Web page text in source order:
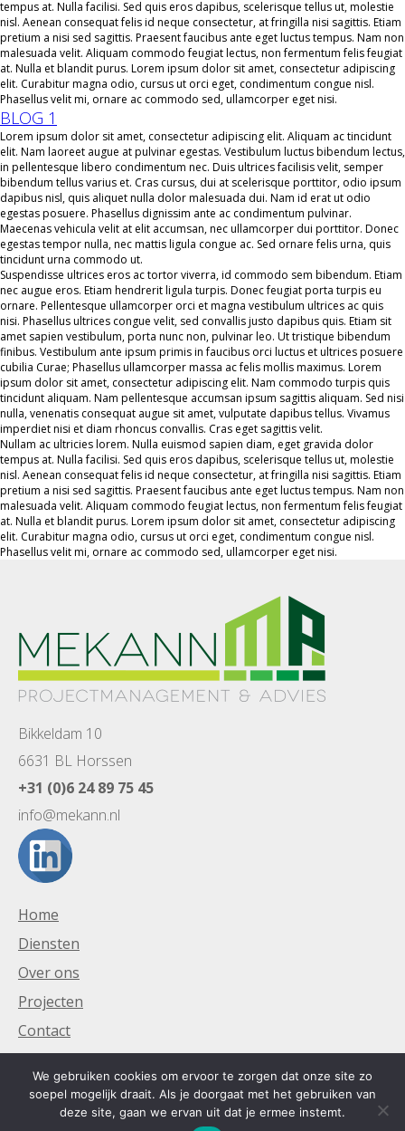
tempus at. Nulla facilisi. Sed quis eros dapibus, scelerisque tellus ut, molestie
nisl. Aenean consequat felis id neque consectetur, at fringilla nisi sagittis. Etiam
pretium a nisi sed sagittis. Praesent faucibus ante eget luctus tempus. Nam non
malesuada velit. Aliquam commodo feugiat lectus, non fermentum felis feugiat
at. Nulla et blandit purus. Lorem ipsum dolor sit amet, consectetur adipiscing
elit. Curabitur magna odio, cursus ut orci eget, condimentum congue nisl.
Phasellus velit mi, ornare ac commodo sed, ullamcorper eget nisi.
BLOG 1
Lorem ipsum dolor sit amet, consectetur adipiscing elit. Aliquam ac tincidunt
elit. Nam laoreet augue at pulvinar egestas. Vestibulum luctus bibendum lectus,
in pellentesque libero condimentum nec. Duis ultrices facilisis velit, semper
bibendum tellus varius et. Cras cursus, dui at scelerisque porttitor, odio ipsum
dapibus nisl, quis aliquet nulla dolor malesuada dui. Nam id erat ut odio
egestas posuere. Phasellus dignissim ante ac condimentum pulvinar.
Maecenas vehicula velit at elit accumsan, nec ullamcorper dui porttitor. Donec
egestas tempor nulla, nec mattis ligula congue ac. Sed ornare felis urna, quis
tincidunt urna commodo ut.
Suspendisse ultrices eros ac tortor viverra, id commodo sem bibendum. Etiam
nec augue eros. Etiam hendrerit ligula turpis. Donec feugiat porta turpis eu
ornare. Pellentesque ullamcorper orci et magna vestibulum ultrices ac quis
nisi. Phasellus ultrices congue velit, sed convallis justo dapibus quis. Etiam sit
amet sapien vestibulum, porta nunc non, pulvinar leo. Ut tristique bibendum
finibus. Vestibulum ante ipsum primis in faucibus orci luctus et ultrices posuere
cubilia Curae; Phasellus ullamcorper massa ac felis mollis maximus. Lorem
ipsum dolor sit amet, consectetur adipiscing elit. Nam commodo turpis quis
tincidunt aliquam. Nam pellentesque accumsan ipsum sagittis aliquam. Sed nisi
nulla, venenatis consequat augue sit amet, vulputate dapibus tellus. Vivamus
imperdiet nisi et diam rhoncus convallis. Cras eget sagittis velit.
Nullam ac ultricies lorem. Nulla euismod sapien diam, eget gravida dolor
tempus at. Nulla facilisi. Sed quis eros dapibus, scelerisque tellus ut, molestie
nisl. Aenean consequat felis id neque consectetur, at fringilla nisi sagittis. Etiam
pretium a nisi sed sagittis. Praesent faucibus ante eget luctus tempus. Nam non
malesuada velit. Aliquam commodo feugiat lectus, non fermentum felis feugiat
at. Nulla et blandit purus. Lorem ipsum dolor sit amet, consectetur adipiscing
elit. Curabitur magna odio, cursus ut orci eget, condimentum congue nisl.
Phasellus velit mi, ornare ac commodo sed, ullamcorper eget nisi.
Bikkeldam 10
6631 BL Horssen
+31 (0)6 24 89 75 45
info@mekann.nl
Home
Diensten
Over ons
Projecten
Contact
© 2018 Mekann projectmangement en advies
We gebruiken cookies om ervoor te zorgen dat onze site zo
soepel mogelijk draait. Als je doorgaat met het gebruiken van
deze site, gaan we ervan uit dat je ermee instemt.